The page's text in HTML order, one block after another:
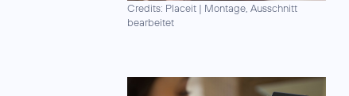
Credits: Placeit | Montage, Ausschnitt
bearbeitet